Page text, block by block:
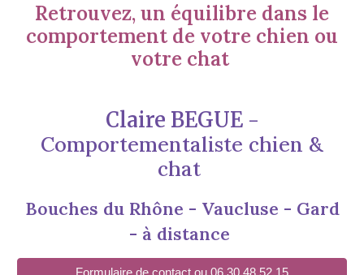
Retrouvez, un équilibre dans le
comportement de votre chien ou
votre chat
Claire BEGUE -
Comportementaliste chien &
chat
Bouches du Rhône - Vaucluse - Gard
- à distance
Formulaire de contact ou 06.30.48.52.15